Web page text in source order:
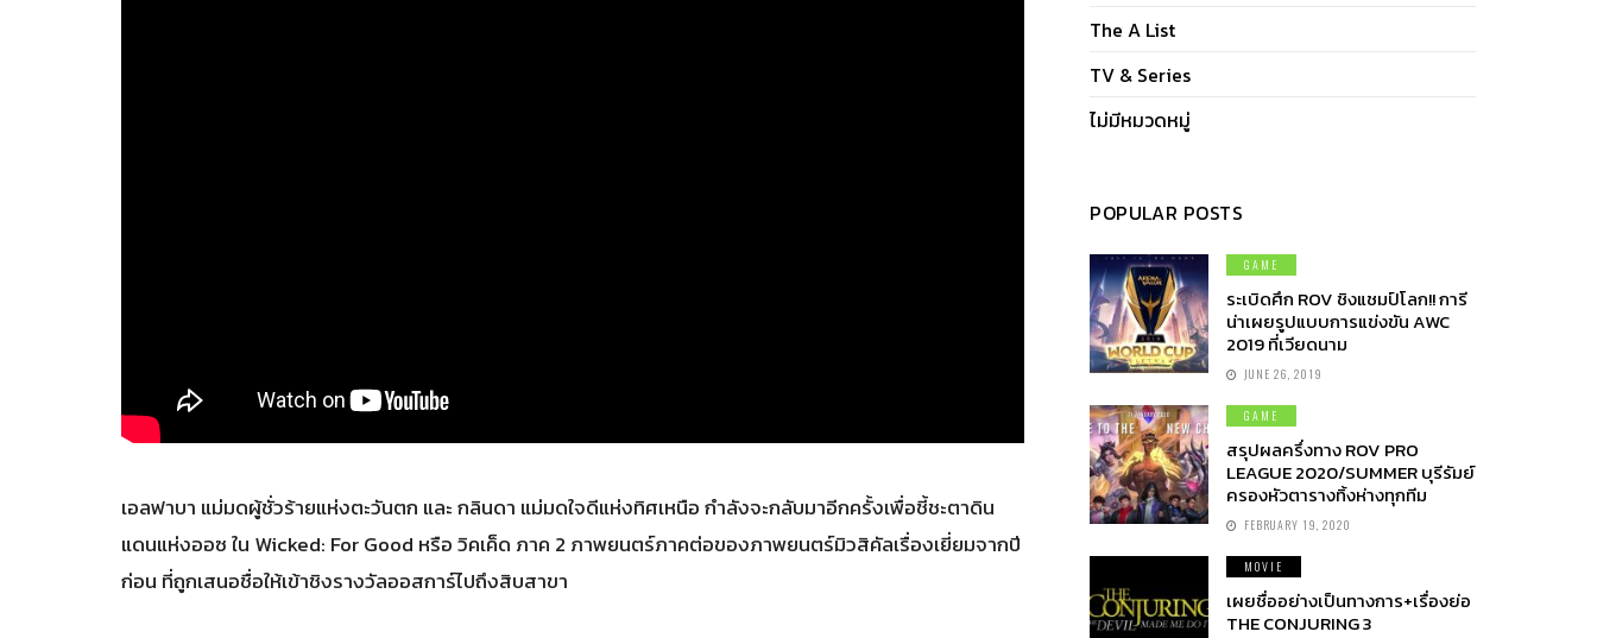
เอลฟาบา แม่มดผู้ชั่วร้ายแห่งตะวันตก และ กลินดา แม่มดใจดีแห่งทิศเหนือ กำลังจะกลับมาอีกครั้งเพื่อชี้ชะตาดิน
แดนแห่งออซ ใน Wicked: For Good หรือ วิคเค็ด ภาค 2 ภาพยนตร์ภาคต่อของภาพยนตร์มิวสิคัลเรื่องเยี่ยมจากปี
ก่อน ที่ถูกเสนอชื่อให้เข้าชิงรางวัลออสการ์ไปถึงสิบสาขา
The A List
TV & Series
ไม่มีหมวดหมู่
POPULAR POSTS
GAME
ระเบิดศึก ROV ชิงแชมป์โลก!! การี
น่าเผยรูปแบบการแข่งขัน AWC
2019 ที่เวียดนาม
JUNE 26, 2019
GAME
สรุปผลครึ่งทาง ROV PRO
LEAGUE 2020/SUMMER บุรีรัมย์
ครองหัวตารางทิ้งห่างทุกทีม
FEBRUARY 19, 2020
MOVIE
เผยชื่ออย่างเป็นทางการ+เรื่องย่อ
THE CONJURING 3